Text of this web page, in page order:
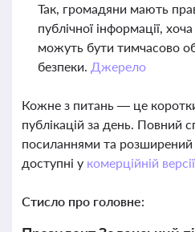
Так, громадяни мають
публічної інформації,
можуть бути тимчасово
безпеки. Джерело
Кожне з питань — це
публікацій за день. Повний
посиланнями та розширений
доступні у комерційній
Стисло про головне: